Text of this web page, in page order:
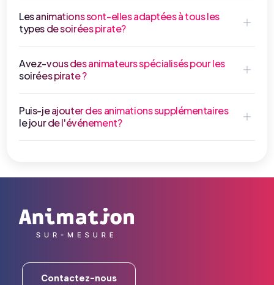
Les animations sont-elles adaptées à tous les
types de soirées pirate?
Avez-vous des animateurs spécialisés pour les
soirées pirate ?
Puis-je ajouter des animations supplémentaires
le jour de l'événement?
Contactez-nous